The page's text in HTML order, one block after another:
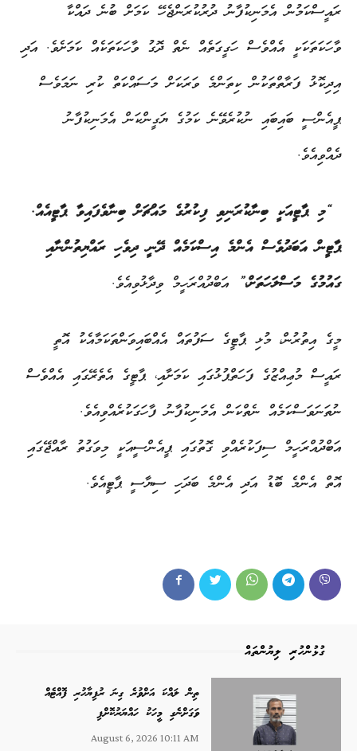
ރައީސްކަމުން އެމަނިކުފާނު ދުރުކުރަންޖެހޭ ކަމަށް ބުނެ ދައްކާ
ވާހަކަތަކަކީ އެއްވެސް ހަގީގަތެއް ނެތް ދޮގު ވާހަކަތަކެއް ކަމަށެވެ. އަދި
އިދިކޮޅު ފަރާތްތަކުން ކިތަންމެ ވަރަކަށް މަސައްކަތް ކުރި ނަމަވެސް
ޕީއެންސީ ބައިބައި ނުކުރެވޭނެ ކަމުގެ ޔަގީންކަން އެމަނިކުފާނު
ދެއްވިއެވެ.
“މި ޕާޓީއަކީ ބިނާކުރަނިވި ފިކުރުގެ މައްޗަށް ބިނާވެފައިވާ ޕާޓީއެއް.
ޕާޓީން އަބަދުވެސް އެންމެ އިސްކަމެއް ދޭނީ ދިވެހި ރައްޔިތުންނާއި
ގައުމުގެ މަސްލަހަތަށް،” އަބްދުއްރަހީމް ވިދާޅުވިއެވެ.
މީގެ އިތުރުން، މުޅި ޕާޓީގެ ސަފުތައް އެއްބައިވަންތަކަމާއެކު އޮތީ
ރައީސް މުޢިއްޒުގެ ފަހަތްޕުޅުގައި ކަމަށާއި، ޕާޓީގެ އެތެރޭގައި އެއްވެސް
ނުތަނަވަސްކަމެއް ނެތްކަން އެމަނިކުފާނު ފާހަގަކުރެއްވިއެވެ.
އަބްދުއްރަހީމް ސިފަކުރެއްވި ގޮތުގައި ޕީއެންސީއަކީ މިވަގުތު ރާއްޖޭގައި
އޮތް އެންމެ ބޮޑު އަދި އެންމެ ބަދަހި ސިޔާސީ ޕާޓީއެވެ.
ގުޅުންހުރި ލިޔުންތައް
ތިން ލައްކަ އަށްވުރެ ގިނަ ރުފިޔާހުރި ފޮއްޓެއް
ވަގަށްނެގި މީހަކު ހައްޔަރުކޮށްފި
August 6, 2026 10:11 AM